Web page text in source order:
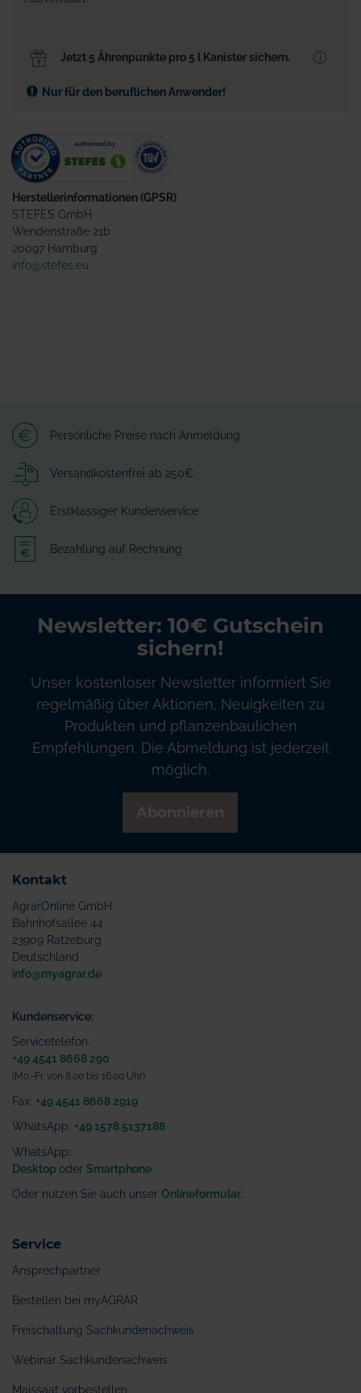
Jetzt 5 Ährenpunkte pro 5 l Kanister sichern.
Nur für den beruflichen Anwender!
Herstellerinformationen (GPSR)
STEFES GmbH
Wendenstraße 21b
20097 Hamburg
info@stefes.eu
Persönliche Preise nach Anmeldung
Versandkostenfrei ab 250€
Erstklassiger Kundenservice
Bezahlung auf Rechnung
Newsletter: 10€ Gutschein
sichern!
Unser kostenloser Newsletter informiert Sie
regelmäßig über Aktionen, Neuigkeiten zu
Produkten und pflanzenbaulichen
Empfehlungen. Die Abmeldung ist jederzeit
möglich.
Kontakt
AgrarOnline GmbH
Bahnhofsallee 44
23909 Ratzeburg
Deutschland
info@myagrar.de
Kundenservice:
Servicetelefon:
+49 4541 8668 290
(Mo.-Fr. von 8.00 bis 16.00 Uhr)
Fax: +49 4541 8668 2919
WhatsApp: +49 1578 5137188
WhatsApp:
Desktop oder Smartphone
Oder nutzen Sie auch unser Onlineformular
Service
Ansprechpartner
Bestellen bei myAGRAR
Freischaltung Sachkundenachweis
Webinar Sachkundenachweis
Maissaat vorbestellen